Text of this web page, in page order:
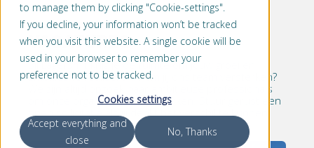
to manage them by clicking "Cookie-settings".
If you decline, your information won’t be tracked
when you visit this website. A single cookie will be
used in your browser to remember your
preference not to be tracked.
Cookies settings
Accept everything and
close
No, Thanks
VACATURES
Bij Lagersmit krijg je de ruimte om jouw groei en
ambities te realiseren. Kom jij ons team versterken?
We zijn altijd opzoek naar ambitieuze professionals
om onze organisatie te versterken. Stuur gerust een
open sollicitatie als jij denkt het verschil te kunnen
maken!